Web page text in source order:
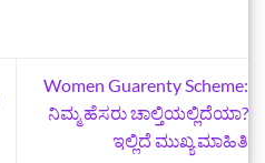
Women Guarenty Scheme:
ನಿಮ್ಮ ಹೆಸರು ಚಾಲ್ತಿಯಲ್ಲಿದೆಯಾ?
ಇಲ್ಲಿದೆ ಮುಖ್ಯ ಮಾಹಿತಿ